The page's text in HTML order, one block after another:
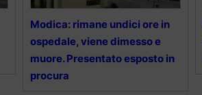
Modica: rimane undici ore in
ospedale, viene dimesso e
muore. Presentato esposto in
procura